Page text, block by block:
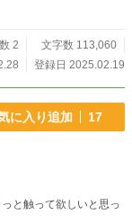
2
文字数 113,060
登録日 2025.02.19
に入り追加 17
と触って欲しいと思っ